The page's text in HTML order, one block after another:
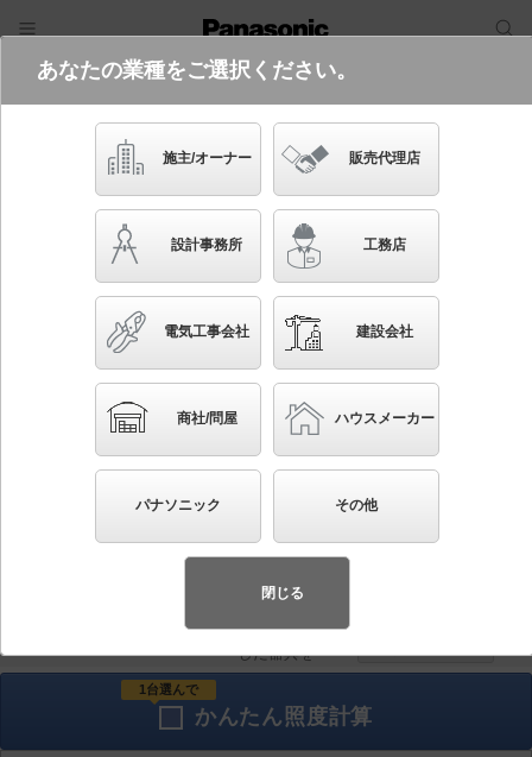
電気・建築設備（ビジネス）
照明器具検索
品番・キーワード
関連商品検索 埋込穴がφ85以外
条件を選び直す
41833件 ◀ 1/4184 ▼ ▶
各種データ
チェック
した器具を
1台選んで
かんたん 照度計算
あなたの業種をご選択ください。
施主/オーナー 販売代理店
設計事務所 工務店
電気工事会社 建設会社
商社/問屋 ハウスメーカー
パナソニック その他
閉じる